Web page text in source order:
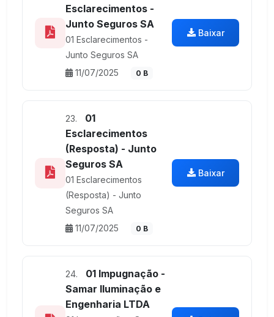
Esclarecimentos -
Junto Seguros SA
01 Esclarecimentos -
Junto Seguros SA
11/07/2025
0 B
Baixar
23.
01
Esclarecimentos
(Resposta) - Junto
Seguros SA
01 Esclarecimentos
(Resposta) - Junto
Seguros SA
11/07/2025
0 B
Baixar
24.
01 Impugnação -
Samar Iluminação e
Engenharia LTDA